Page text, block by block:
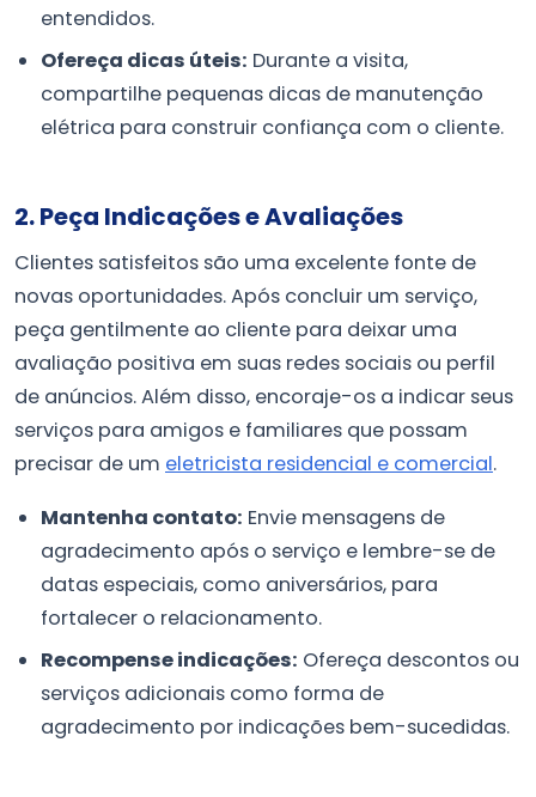
entendidos.
Ofereça dicas úteis: Durante a visita,
compartilhe pequenas dicas de manutenção
elétrica para construir confiança com o cliente.
2. Peça Indicações e Avaliações
Clientes satisfeitos são uma excelente fonte de
novas oportunidades. Após concluir um serviço,
peça gentilmente ao cliente para deixar uma
avaliação positiva em suas redes sociais ou perfil
de anúncios. Além disso, encoraje-os a indicar seus
serviços para amigos e familiares que possam
precisar de um eletricista residencial e comercial.
Mantenha contato: Envie mensagens de
agradecimento após o serviço e lembre-se de
datas especiais, como aniversários, para
fortalecer o relacionamento.
Recompense indicações: Ofereça descontos ou
serviços adicionais como forma de
agradecimento por indicações bem-sucedidas.